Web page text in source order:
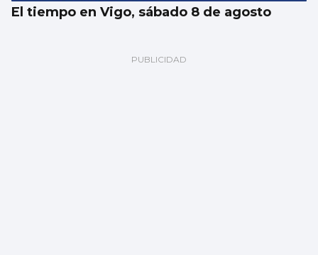
El tiempo en Vigo, sábado 8 de agosto